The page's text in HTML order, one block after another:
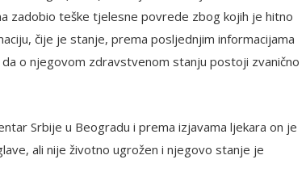
zadobio teške tjelesne povrede zbog kojih je hitno
čije je stanje, prema posljednjim informacijama
o njegovom zdravstvenom stanju postoji zvanično
Srbije u Beogradu i prema izjavama ljekara on je
ali nije životno ugrožen i njegovo stanje je